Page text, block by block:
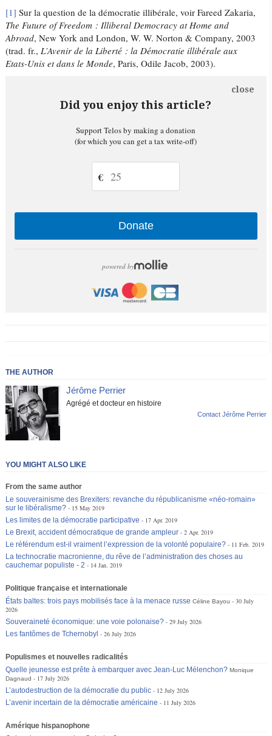
[1] Sur la question de la démocratie illibérale, voir Fareed Zakaria,
The Future of Freedom : Illiberal Democracy at Home and
Abroad, New York and London, W. W. Norton & Company, 2003
(trad. fr.,L’Avenir de la Liberté : la Démocratie illibérale aux
Etats-Unis et dans le Monde, Paris, Odile Jacob, 2003).
Did you enjoy this article?
close
Support Telos by making a donation
(for which you can get a tax write-off)
€
Donate
powered by
THE AUTHOR
Jérôme Perrier
Agrégé et docteur en histoire
Contact Jérôme Perrier
YOU MIGHT ALSO LIKE
From the same author
Le souverainisme des Brexiters: revanche du républicanisme «néo-romain»
sur le libéralisme?
15 May 2019
Les limites de la démocratie participative
17 Apr. 2019
Le Brexit, accident démocratique de grande ampleur
2 Apr. 2019
Le référendum est-il vraiment l’expression de la volonté populaire?
11 Feb. 2019
La technocratie macronienne, du rêve de l’administration des choses au
cauchemar populiste - 2
14 Jan. 2019
Politique française et internationale
États baltes: trois pays mobilisés face à la menace russe Céline Bayou
30 July
2026
Souveraineté économique: une voie polonaise?
29 July 2026
Les fantômes de Tchernobyl
26 July 2026
Populismes et nouvelles radicalités
Quelle jeunesse est prête à embarquer avec Jean-Luc Mélenchon? Monique
Dagnaud
17 July 2026
L’autodestruction de la démocratie du public
12 July 2026
L’avenir incertain de la démocratie américaine
11 July 2026
Amérique hispanophone